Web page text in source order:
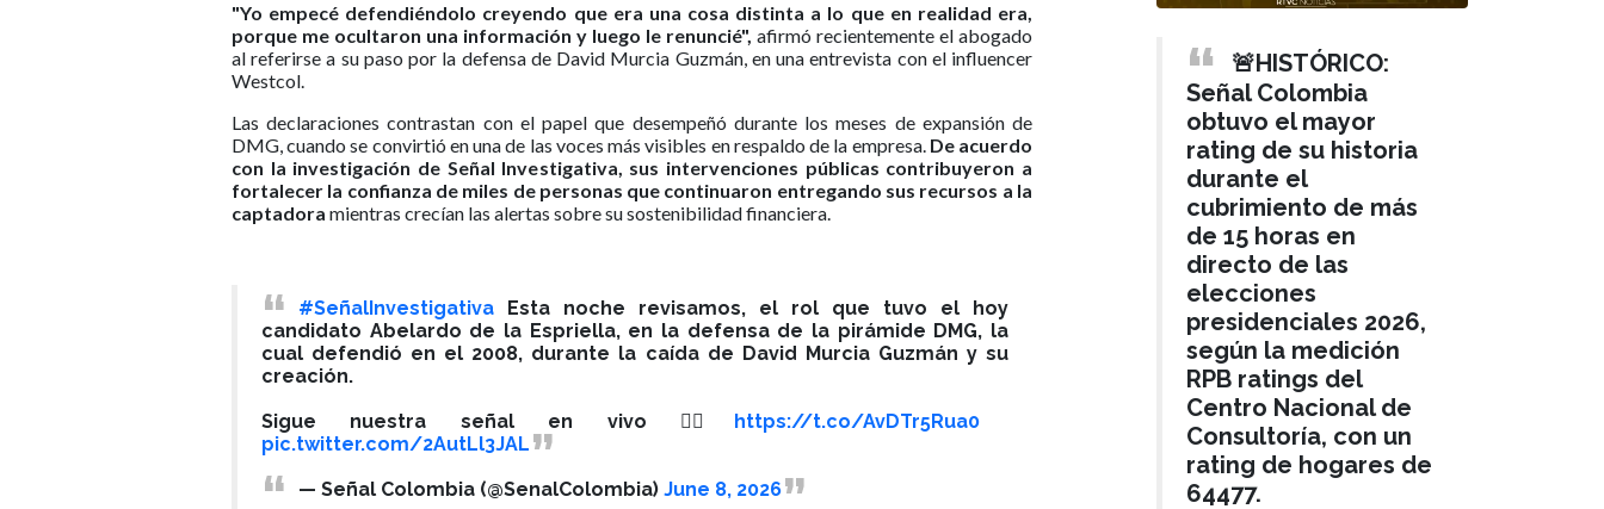
"Yo empecé defendiéndolo creyendo que era una cosa distinta a lo que en realidad era,
porque me ocultaron una información y luego le renuncié", afirmó recientemente el abogado
al referirse a su paso por la defensa de David Murcia Guzmán, en una entrevista con el influencer
Westcol.
Las declaraciones contrastan con el papel que desempeñó durante los meses de expansión de
DMG, cuando se convirtió en una de las voces más visibles en respaldo de la empresa. De acuerdo
con la investigación de Señal Investigativa, sus intervenciones públicas contribuyeron a
fortalecer la confianza de miles de personas que continuaron entregando sus recursos a la
captadora mientras crecían las alertas sobre su sostenibilidad financiera.
#SeñalInvestigativaEsta noche revisamos, el rol que tuvo el hoy
candidato Abelardo de la Espriella, en la defensa de la pirámide DMG, la
cual defendió en el 2008, durante la caída de David Murcia Guzmán y su
creación.
Sigue nuestra señal en vivo 👉🏻
https://t.co/AvDTr5Rua0
pic.twitter.com/2AutLl3JAL
— Señal Colombia (@SenalColombia) June 8, 2026
🚨HISTÓRICO:
Señal Colombia
obtuvo el mayor
rating de su historia
durante el
cubrimiento de más
de 15 horas en
directo de las
elecciones
presidenciales 2026,
según la medición
RPB ratings del
Centro Nacional de
Consultoría, con un
rating de hogares de
64477.